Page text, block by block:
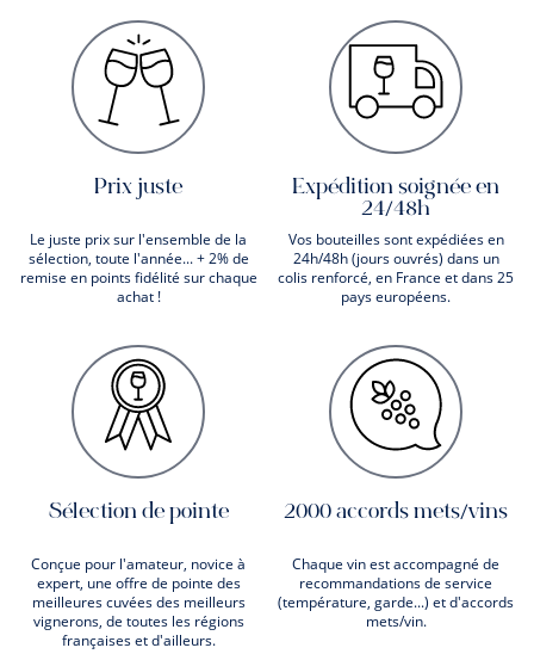
Prix juste
Le juste prix sur l'ensemble de la
sélection, toute l'année... + 2% de
remise en points fidélité sur chaque
achat !
Expédition soignée en
24/48h
Vos bouteilles sont expédiées en
24h/48h (jours ouvrés) dans un
colis renforcé, en France et dans 25
pays européens.
Sélection de pointe
Conçue pour l'amateur, novice à
expert, une offre de pointe des
meilleures cuvées des meilleurs
vignerons, de toutes les régions
françaises et d'ailleurs.
2000 accords mets/vins
Chaque vin est accompagné de
recommandations de service
(température, garde...) et d'accords
mets/vin.